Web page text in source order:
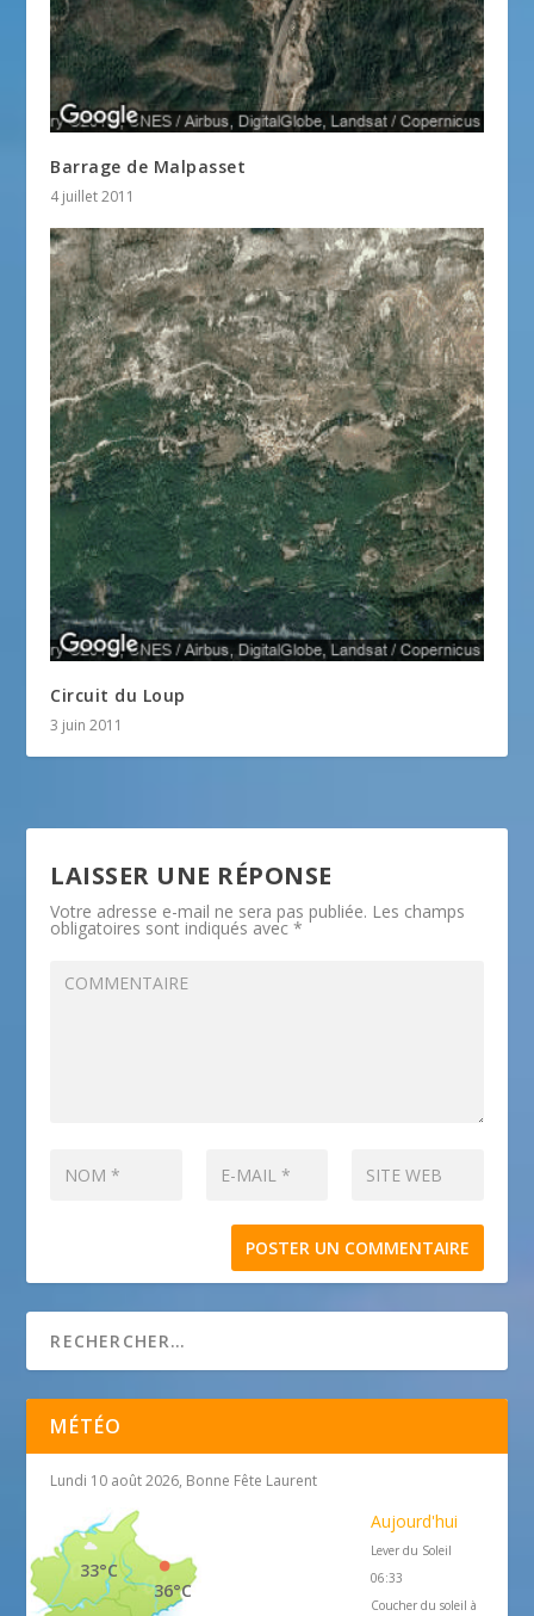
Barrage de Malpasset
4 juillet 2011
Circuit du Loup
3 juin 2011
LAISSER UNE RÉPONSE
Votre adresse e-mail ne sera pas publiée. Les champs
obligatoires sont indiqués avec*
MÉTÉO
Lundi 10 août 2026, Bonne Fête Laurent
36°C
33°C
Aujourd'hui
Lever du Soleil
06:33
Coucher du soleil à